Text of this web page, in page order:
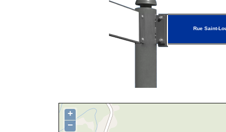
Rue Saint-
+
−